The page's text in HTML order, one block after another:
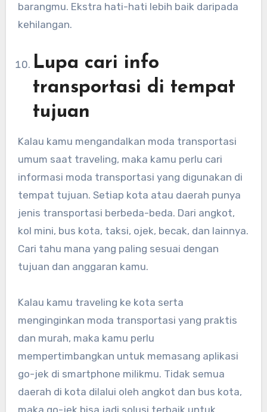
barangmu. Ekstra hati-hati lebih baik daripada
kehilangan.
Lupa cari info
transportasi di tempat
tujuan
Kalau kamu mengandalkan moda transportasi
umum saat traveling, maka kamu perlu cari
informasi moda transportasi yang digunakan di
tempat tujuan. Setiap kota atau daerah punya
jenis transportasi berbeda-beda. Dari angkot,
kol mini, bus kota, taksi, ojek, becak, dan lainnya.
Cari tahu mana yang paling sesuai dengan
tujuan dan anggaran kamu.
Kalau kamu traveling ke kota serta
menginginkan moda transportasi yang praktis
dan murah, maka kamu perlu
mempertimbangkan untuk memasang aplikasi
go-jek di smartphone milikmu. Tidak semua
daerah di kota dilalui oleh angkot dan bus kota,
maka go-jek bisa jadi solusi terbaik untuk